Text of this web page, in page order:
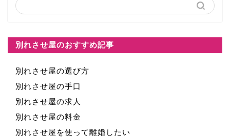
別れさせ屋のおすすめ記事
別れさせ屋の選び方
別れさせ屋の手口
別れさせ屋の求人
別れさせ屋の料金
別れさせ屋を使って離婚したい